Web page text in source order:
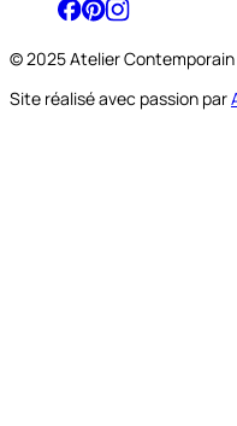
© 2025 Atelier
Site réalisé avec passion par